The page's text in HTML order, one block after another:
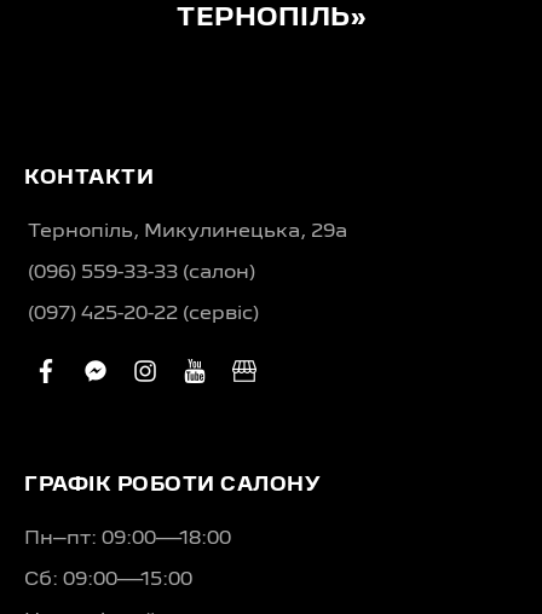
ТЕРНОПІЛЬ»
КОНТАКТИ
Тернопіль, Микулинецька, 29а
(096) 559-33-33 (салон)
(097) 425-20-22 (сервіс)
facebook
facebook-
instagram
youtube
business
ГРАФІК РОБОТИ САЛОНУ
Пн–пт: 09:00—18:00
Сб: 09:00—15:00